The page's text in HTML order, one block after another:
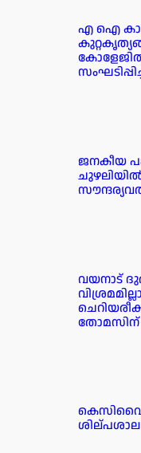
എ ഐ
ജനകീയ
വയനാട്
ശില്പശാല